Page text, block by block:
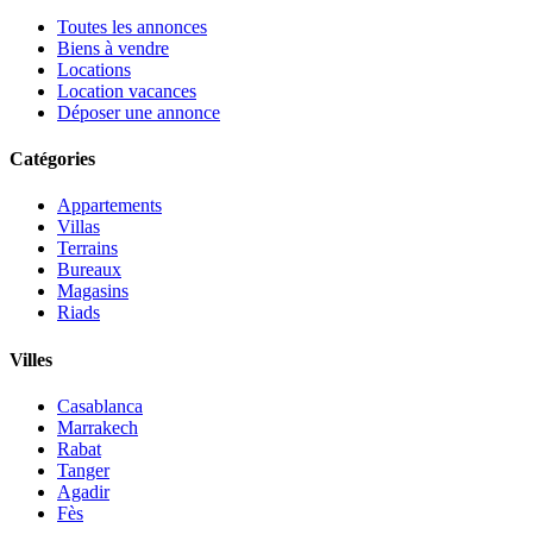
Toutes les annonces
Biens à vendre
Locations
Location vacances
Déposer une annonce
Catégories
Appartements
Villas
Terrains
Bureaux
Magasins
Riads
Villes
Casablanca
Marrakech
Rabat
Tanger
Agadir
Fès